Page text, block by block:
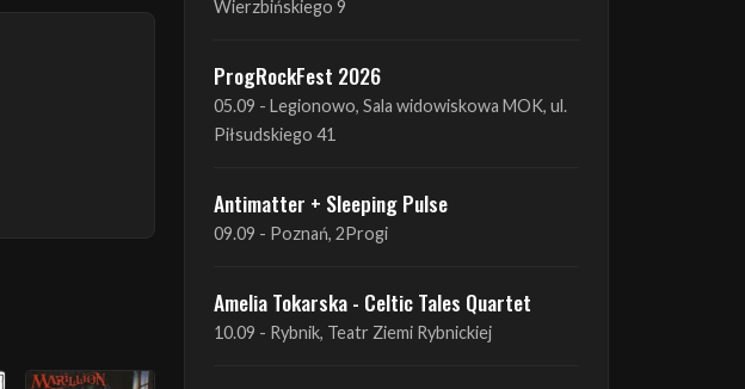
05.09 - Legionowo, Sala widowiskowa MOK, ul.
Antimatter + Sleeping Pulse
09.09 - Poznań, 2Progi
Amelia Tokarska - Celtic Tales Quartet
10.09 - Rybnik, Teatr Ziemi Rybnickiej
Antimatter + Sleeping Pulse
10.09 - Gdańsk, Drizzly Grizzly